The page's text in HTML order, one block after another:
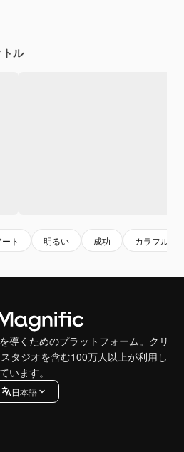
ル
ート 明るい 成功 カラフル
導くためのプラットフォーム。クリ
タジオを含む100万人以上が利用し
ています。
日本語